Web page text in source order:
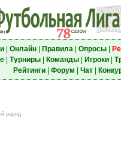
| Онлайн| Правила| Опросы|
| Турниры| Команды| Игроки|
Рейтинги| Форум Чат|
раунд